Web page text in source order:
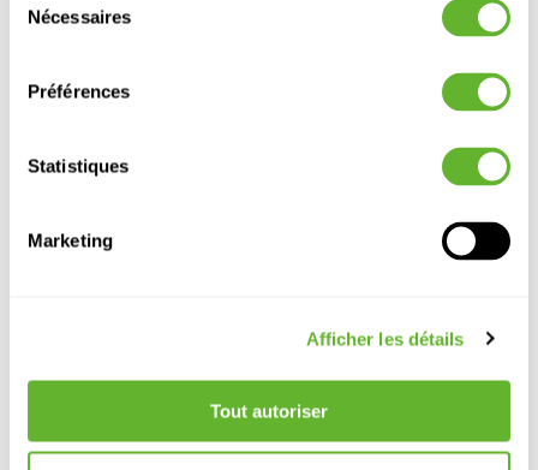
Nécessaires
Préférences
Statistiques
Marketing
Afficher les détails
Tout autoriser
Autre produits